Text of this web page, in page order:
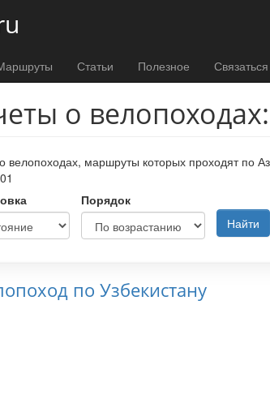
Статьи Полезное
о
велопоходах, маршруты которых проходят по
Порядок
Найти
по Узбекистану